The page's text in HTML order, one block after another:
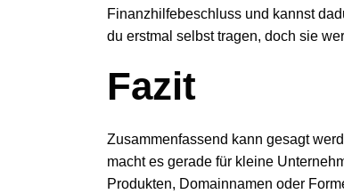
Finanzhilfebeschluss und kannst
du erstmal selbst tragen, doch sie
Fazit
Zusammenfassend kann gesagt
macht es gerade für kleine
Produkten, Domainnamen oder